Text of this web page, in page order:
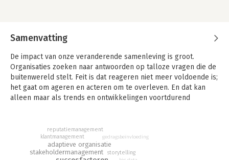
Samenvatting
De impact van onze veranderende samenleving is groot.
Organisaties zoeken naar antwoorden op talloze vragen die de
buitenwereld stelt. Feit is dat reageren niet meer voldoende is;
het gaat om ageren en acteren om te overleven. En dat kan
alleen maar als trends en ontwikkelingen voortdurend
Communicatie als dé factor voor organisatiesucces.
Dit boek introduceert een nieuwe communicatiefunctie. Met
nieuwe aandachtsgebieden, met bekende aandachtsgebieden
stakeholdermanagement
adaptieve organisatie
storytelling
klantmanagement
reputatiemanagement
gedragsbeïnvloeding